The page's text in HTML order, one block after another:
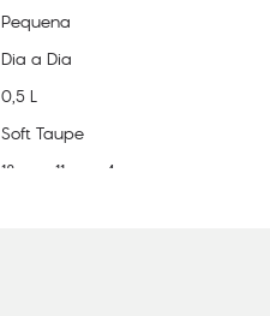
Pequena
Dia a Dia
0,5 L
Soft Taupe
18 11 4